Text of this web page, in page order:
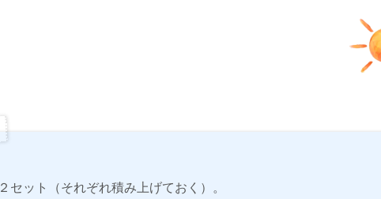
セット（それぞれ積み上げておく）。